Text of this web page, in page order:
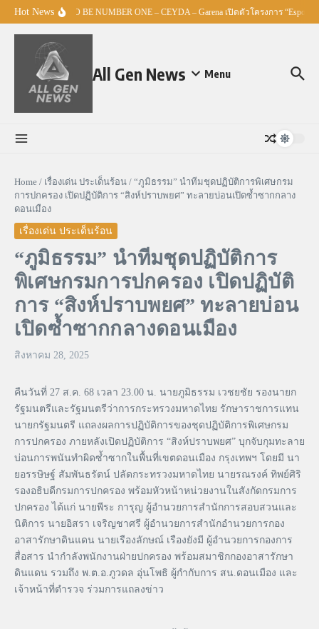
Skip to content
Hot Newsศธ. – TO BE NUMBER ONE – CEYDA – Garena เปิดตัวโครงการ
All Gen News Menu
Home / เรื่องเด่น ประเด็นร้อน / “ภูมิธรรม” นำทีมชุดปฏิบัติการพิเศษกรม
การปกครอง เปิดปฏิบัติการ “สิงห์ปราบพยศ” ทะลายบ่อนเปิดซ้ำซากกลาง
ดอนเมือง
เรื่องเด่น ประเด็นร้อน
“ภูมิธรรม” นำทีมชุดปฏิบัติการ
พิเศษกรมการปกครอง เปิดปฏิบัติ
การ “สิงห์ปราบพยศ” ทะลายบ่อน
เปิดซ้ำซากกลางดอนเมือง
สิงหาคม 28, 2025
คืนวันที่ 27 ส.ค. 68 เวลา 23.00 น. นายภูมิธรรม เวชยชัย รองนายก
รัฐมนตรีและรัฐมนตรีว่าการกระทรวงมหาดไทย รักษาราชการแทน
นายกรัฐมนตรี แถลงผลการปฏิบัติการของชุดปฏิบัติการพิเศษกรม
การปกครอง ภายหลังเปิดปฏิบัติการ “สิงห์ปราบพยศ” บุกจับกุมทะลาย
บ่อนการพนันทำผิดซ้ำซากในพื้นที่เขตดอนเมือง กรุงเทพฯ โดยมี นา
ยอรรษิษฐ์ สัมพันธรัตน์ ปลัดกระทรวงมหาดไทย นายรณรงค์ ทิพย์ศิริ
รองอธิบดีกรมการปกครอง พร้อมหัวหน้าหน่วยงานในสังกัดกรมการ
ปกครอง ได้แก่ นายพีระ การุญ ผู้อำนวยการสำนักการสอบสวนและ
นิติการ นายอิสรา เจริญชาศรี ผู้อำนวยการสำนักอำนวยการกอง
อาสารักษาดินแดน นายเรืองลักษณ์ เรืองยังมี ผู้อำนวยการกองการ
สื่อสาร นำกำลังพนักงานฝ่ายปกครอง พร้อมสมาชิกกองอาสารักษา
ดินแดน รวมถึง พ.ต.อ.ภูวดล อุ่นโพธิ ผู้กำกับการ สน.ดอนเมือง และ
เจ้าหน้าที่ตำรวจ ร่วมการแถลงข่าว